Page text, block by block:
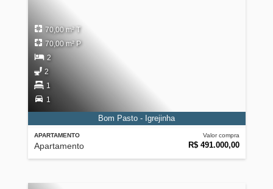
APARTAMENTO
Apartamento
Valor compra
R$ 491.000,00
70,00 m² T
70,00 m² P
2
2
1
1
Bom Pasto - Igrejinha